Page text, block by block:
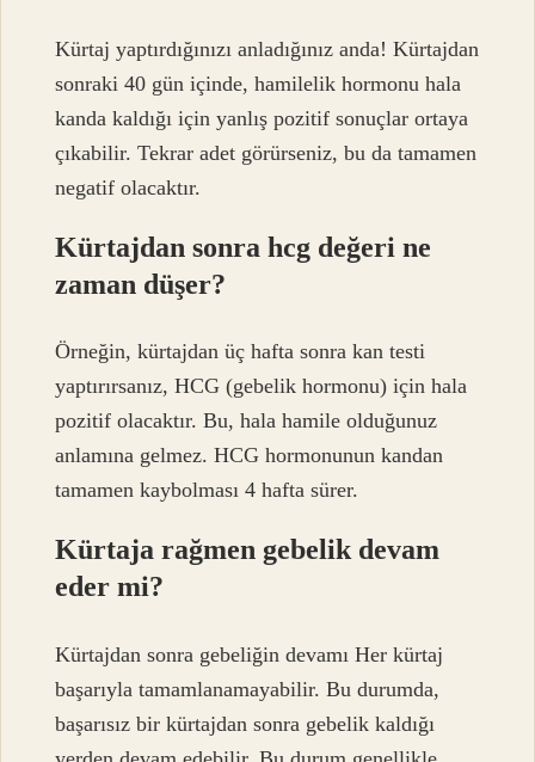
Kürtaj yaptırdığınızı anladığınız anda! Kürtajdan
sonraki 40 gün içinde, hamilelik hormonu hala
kanda kaldığı için yanlış pozitif sonuçlar ortaya
çıkabilir. Tekrar adet görürseniz, bu da tamamen
negatif olacaktır.
Kürtajdan sonra hcg değeri ne
zaman düşer?
Örneğin, kürtajdan üç hafta sonra kan testi
yaptırırsanız, HCG (gebelik hormonu) için hala
pozitif olacaktır. Bu, hala hamile olduğunuz
anlamına gelmez. HCG hormonunun kandan
tamamen kaybolması 4 hafta sürer.
Kürtaja rağmen gebelik devam
eder mi?
Kürtajdan sonra gebeliğin devamı Her kürtaj
başarıyla tamamlanamayabilir. Bu durumda,
başarısız bir kürtajdan sonra gebelik kaldığı